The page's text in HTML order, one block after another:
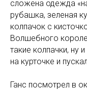
сложена одежда
рубашка, зеленая
колпачок с
Волшебного
такие колпачки, ну
на курточке и
Ганс посмотрел в